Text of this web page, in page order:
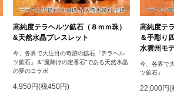
高純度テラヘルツ鉱石（８ｍｍ珠）
&天然水晶ブレスレット
今、各界で大注目の奇跡の鉱石『テラヘル
ツ鉱石』＆“魔除けの定番石”である天然水晶
の夢のコラボ
4,950円(税450円)
高純度テ
＆手彫り
水雲州モ
今、各界で
ツ鉱石』
22,000円(